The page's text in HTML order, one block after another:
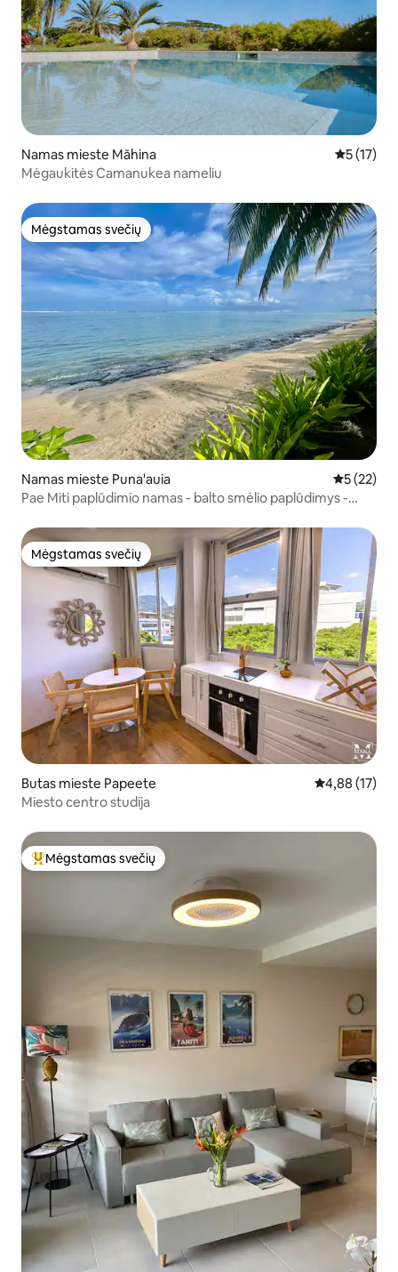
Namas mieste Māhina Vidutinis
5 (17)
Mėgaukitės Camanukea nameliu
Mėgstamas svečių
Mėgstamas svečių
Namas mieste Puna'auia Vidutinis
5 (22)
Pae Miti paplūdimio namas - balto smėlio paplūdimys -
Mėgstamas svečių
Mėgstamas svečių
Butas mieste Papeete Vidutinis
4,88 (17)
Miesto centro studija
Svečių mėgstamiausias
Mėgstamas svečių